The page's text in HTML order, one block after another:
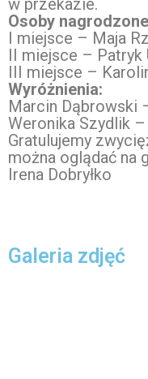
w przekazie.
Osoby
I miejsce – Maja
II miejsce – Patryk
III miejsce –
Wyróżnienia:
Marcin Dąbrowski
Weronika Szydlik
Gratulujemy
można oglądać na
Irena Dobryłko
Galeria zdjęć